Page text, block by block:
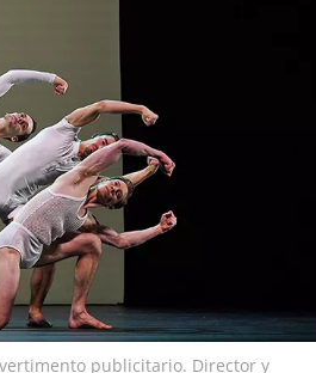
publicitario. Director y